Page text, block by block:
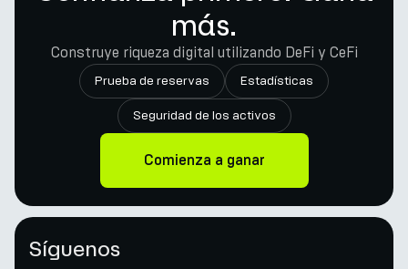
más.
Construye riqueza digital utilizando DeFi y CeFi
Prueba de reservas Estadísticas
Seguridad de los activos
Comienza a ganar
Síguenos